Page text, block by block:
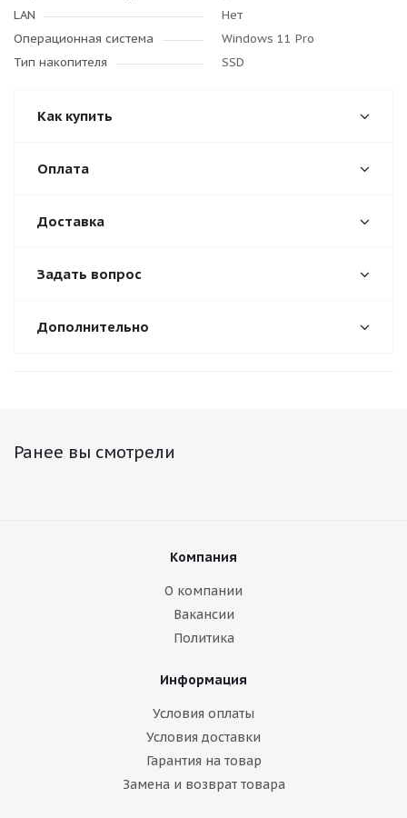
LAN
Нет
Операционная система
Windows 11 Pro
Тип накопителя
SSD
Как купить
Оплата
Доставка
Задать вопрос
Дополнительно
Ранее вы смотрели
Компания
О компании
Вакансии
Политика
Информация
Условия оплаты
Условия доставки
Гарантия на товар
Замена и возврат товара